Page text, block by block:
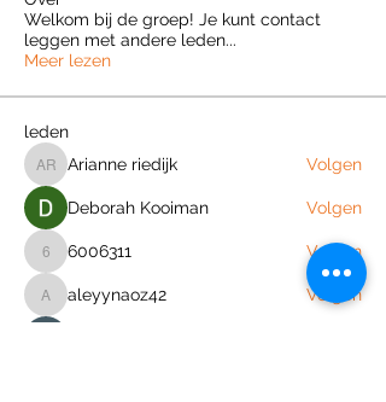
Welkom bij de groep! Je kunt contact
leggen met andere leden...
Meer lezen
leden
Arianne riedijk
Arianne riedijk Volgen
Deborah Kooiman Volgen
6006311
6006311 Volgen
aleyynaoz42
aleyynaoz42 Volgen